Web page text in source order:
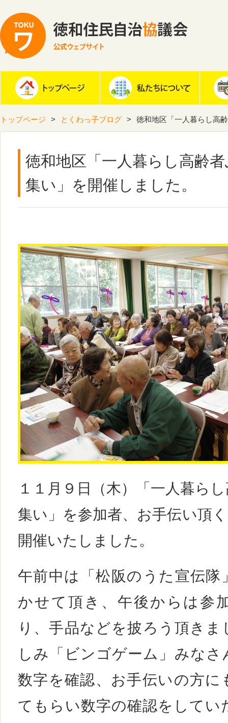
トップページ とくわっ子ブログ 徳和地区「一人暮らし高
徳和地区「一人暮らし高齢
集い」を開催しました。
１１月９日（木）「一人暮ら
集い」を参加者、お手伝い頂
開催いたしました。
午前中は「松阪のうた宣伝隊
かせて頂き、午後からは参
り、手品などを披ろう頂き
しみ「ビンゴゲーム」みな
数字を確認、お手伝いの方に
てもらい数字の確認をしてい